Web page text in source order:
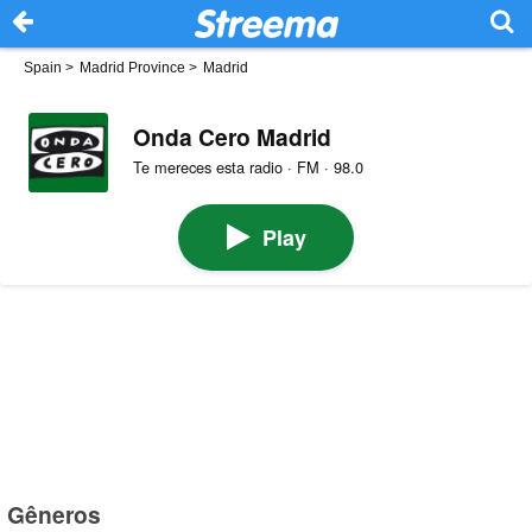
Spain > Madrid Province > Madrid
Onda Cero Madrid
Te mereces esta radio · FM · 98.0
Play
Gêneros